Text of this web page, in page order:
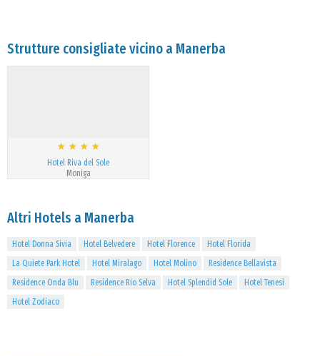
Strutture consigliate vicino a Manerba
Hotel Riva del Sole
Moniga
Altri Hotels a Manerba
Hotel Donna Sivia Hotel Belvedere Hotel Florence
Hotel Florida
La Quiete Park Hotel
Hotel Miralago Hotel Molino
Residence Bellavista
Residence Onda Blu
Residence Rio Selva Hotel Splendid Sole
Hotel Tenesi
Hotel Zodiaco